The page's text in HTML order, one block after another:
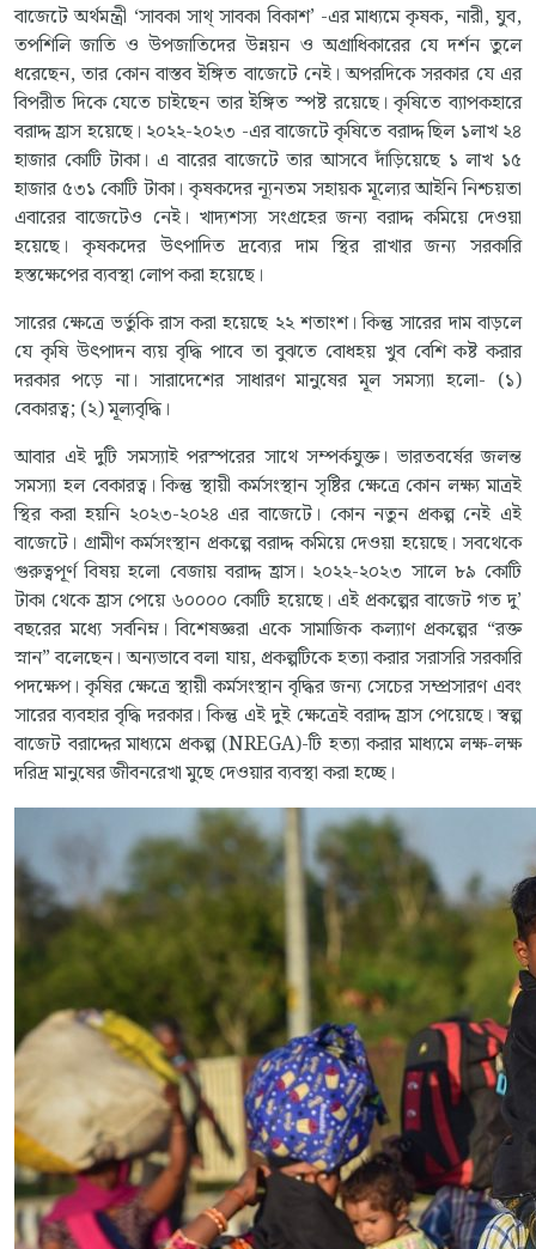
বাজেটে অর্থমন্ত্রী ‘সাবকা সাথ্ সাবকা বিকাশ’ -এর মাধ্যমে কৃষক, নারী, যুব,
তপশিলি জাতি ও উপজাতিদের উন্নয়ন ও অগ্রাধিকারের যে দর্শন তুলে
ধরেছেন, তার কোন বাস্তব ইঙ্গিত বাজেটে নেই। অপরদিকে সরকার যে এর
বিপরীত দিকে যেতে চাইছেন তার ইঙ্গিত স্পষ্ট রয়েছে। কৃষিতে ব্যাপকহারে
বরাদ্দ হ্রাস হয়েছে। ২০২২-২০২৩ -এর বাজেটে কৃষিতে বরাদ্দ ছিল ১লাখ ২৪
হাজার কোটি টাকা। এ বারের বাজেটে তার আসবে দাঁড়িয়েছে ১ লাখ ১৫
হাজার ৫৩১ কোটি টাকা। কৃষকদের ন্যূনতম সহায়ক মূল্যের আইনি নিশ্চয়তা
এবারের বাজেটেও নেই। খাদ্যশস্য সংগ্রহের জন্য বরাদ্দ কমিয়ে দেওয়া
হয়েছে। কৃষকদের উৎপাদিত দ্রব্যের দাম স্থির রাখার জন্য সরকারি
হস্তক্ষেপের ব্যবস্থা লোপ করা হয়েছে।
সারের ক্ষেত্রে ভর্তুকি রাস করা হয়েছে ২২ শতাংশ। কিন্তু সারের দাম বাড়লে
যে কৃষি উৎপাদন ব্যয় বৃদ্ধি পাবে তা বুঝতে বোধহয় খুব বেশি কষ্ট করার
দরকার পড়ে না। সারাদেশের সাধারণ মানুষের মূল সমস্যা হলো- (১)
বেকারত্ব; (২) মূল্যবৃদ্ধি।
আবার এই দুটি সমস্যাই পরস্পরের সাথে সম্পর্কযুক্ত। ভারতবর্ষের জলন্ত
সমস্যা হল বেকারত্ব। কিন্তু স্থায়ী কর্মসংস্থান সৃষ্টির ক্ষেত্রে কোন লক্ষ্য মাত্রই
স্থির করা হয়নি ২০২৩-২০২৪ এর বাজেটে। কোন নতুন প্রকল্প নেই এই
বাজেটে। গ্রামীণ কর্মসংস্থান প্রকল্পে বরাদ্দ কমিয়ে দেওয়া হয়েছে। সবথেকে
গুরুত্বপূর্ণ বিষয় হলো বেজায় বরাদ্দ হ্রাস। ২০২২-২০২৩ সালে ৮৯ কোটি
টাকা থেকে হ্রাস পেয়ে ৬০০০০ কোটি হয়েছে। এই প্রকল্পের বাজেট গত দু’
বছরের মধ্যে সর্বনিম্ন। বিশেষজ্ঞরা একে সামাজিক কল্যাণ প্রকল্পের “রক্ত
স্নান” বলেছেন। অন্যভাবে বলা যায়, প্রকল্পটিকে হত্যা করার সরাসরি সরকারি
পদক্ষেপ। কৃষির ক্ষেত্রে স্থায়ী কর্মসংস্থান বৃদ্ধির জন্য সেচের সম্প্রসারণ এবং
সারের ব্যবহার বৃদ্ধি দরকার। কিন্তু এই দুই ক্ষেত্রেই বরাদ্দ হ্রাস পেয়েছে। স্বল্প
বাজেট বরাদ্দের মাধ্যমে প্রকল্প (NREGA)-টি হত্যা করার মাধ্যমে লক্ষ-লক্ষ
দরিদ্র মানুষের জীবনরেখা মুছে দেওয়ার ব্যবস্থা করা হচ্ছে।